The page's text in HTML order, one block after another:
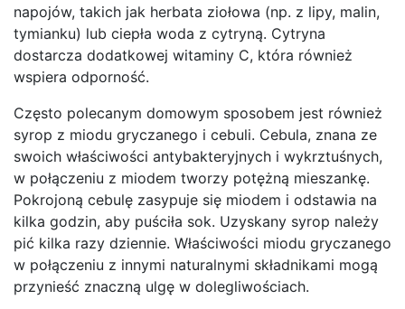
napojów, takich jak herbata ziołowa (np. z lipy, malin,
tymianku) lub ciepła woda z cytryną. Cytryna
dostarcza dodatkowej witaminy C, która również
wspiera odporność.
Często polecanym domowym sposobem jest również
syrop z miodu gryczanego i cebuli. Cebula, znana ze
swoich właściwości antybakteryjnych i wykrztuśnych,
w połączeniu z miodem tworzy potężną mieszankę.
Pokrojoną cebulę zasypuje się miodem i odstawia na
kilka godzin, aby puściła sok. Uzyskany syrop należy
pić kilka razy dziennie. Właściwości miodu gryczanego
w połączeniu z innymi naturalnymi składnikami mogą
przynieść znaczną ulgę w dolegliwościach.